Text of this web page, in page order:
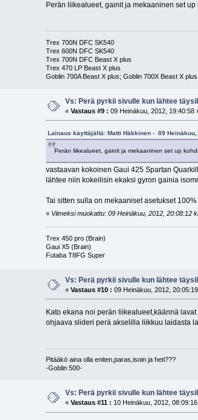
Perän liikealueet, gainit ja mekaaninen set
Trex 700N DFC SK540
Trex 600N DFC SK540
Trex 700N DFC Beast X plus
Trex 470 LP Beast X plus
Goblin 700A Beast X plus; Goblin 700X Beast X plus.
Vs: Perä pyrkii sivulle kun lähtee
«Vastaus #9 : 09 Heinäkuu, 2012, 19:40:58
Lainaus käyttäjältä: Matti Häkkinen - 09 Heinäkuu,
Perän liikealueet, gainit ja mekaaninen set up
vastaavan kokoinen Gaui 425 Spartan
lähtee niin kokeilisin ekaksi gyron gainia
Tai sitten sulla on mekaaniset asetukset
« Viimeksi muokattu: 09 Heinäkuu, 2012, 20:08:12
Trex 450 pro (Brain)
Gaui X5 (Brain)
Futaba T8FG Super
Vs: Perä pyrkii sivulle kun lähtee
«Vastaus #10 : 09 Heinäkuu, 2012,
Kato ekana noi perän liikealueet,käännä
ohjaava slideri perä akselilla liikkuu laidasta
Pitääkö aina olla eniten,paras,isoin ja heti???
-Goblin 500-
Vs: Perä pyrkii sivulle kun lähtee
«Vastaus #11 : 10 Heinäkuu, 2012,